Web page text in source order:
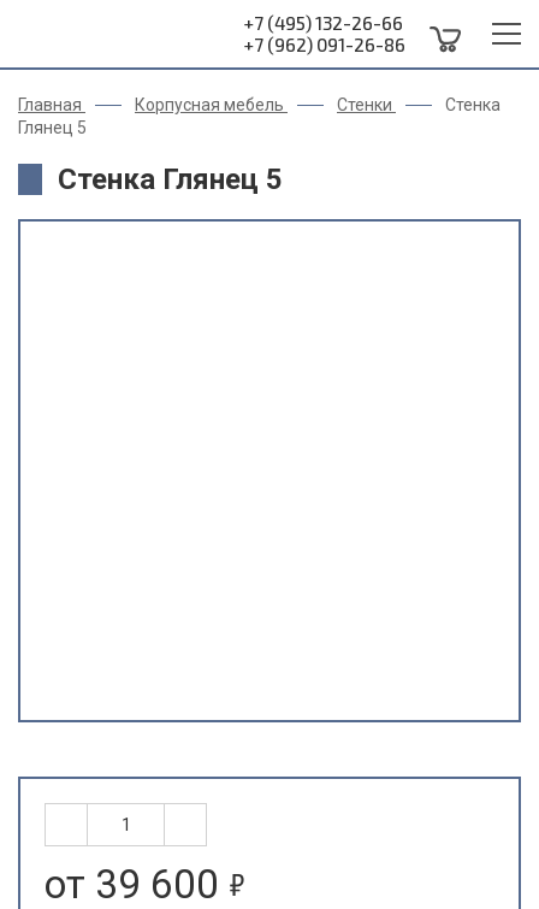
+7 (495) 132-26-66
+7 (962) 091-26-86
Главная Корпусная мебель Стенки
Стенка
Глянец 5
Стенка Глянец 5
от 39 600 5